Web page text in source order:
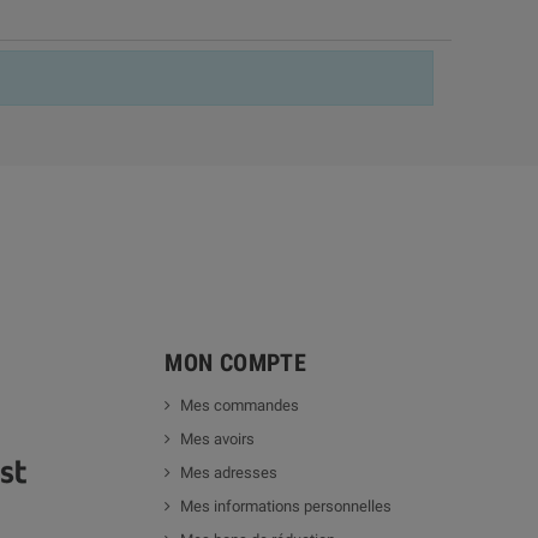
MON COMPTE
Mes commandes
Mes avoirs
Mes adresses
Mes informations personnelles